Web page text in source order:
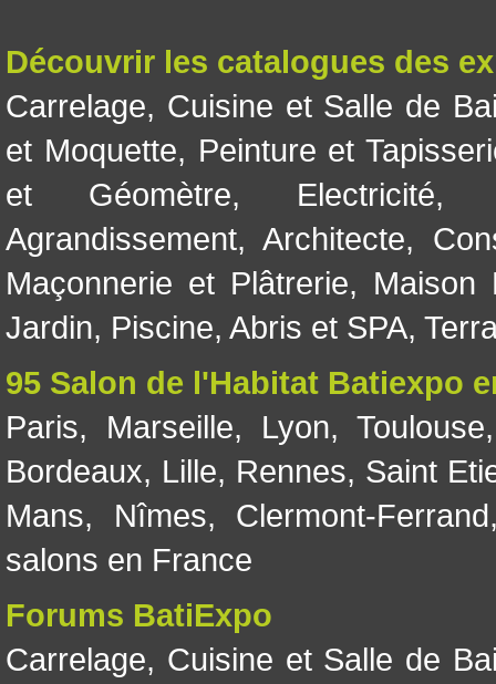
Découvrir les catalogues des
Carrelage, Cuisine et Salle de
et Moquette, Peinture et
et Géomètre, Electricité
Agrandissement, Architecte,
Maçonnerie et Plâtrerie, Maison
Jardin, Piscine, Abris et SPA,
95 Salon de l'Habitat Batiexpo
Paris, Marseille, Lyon, Toulouse
Bordeaux, Lille, Rennes, Saint
Mans, Nîmes, Clermont-Ferrand
salons en France
Forums BatiExpo
Carrelage, Cuisine et Salle de